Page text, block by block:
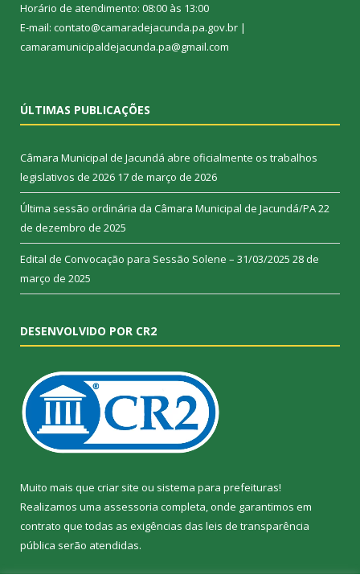
Horário de atendimento: 08:00 às 13:00
E-mail: contato@camaradejacunda.pa.gov.br |
camaramunicipaldejacunda.pa@gmail.com
ÚLTIMAS PUBLICAÇÕES
Câmara Municipal de Jacundá abre oficialmente os trabalhos
legislativos de 2026 17 de março de 2026
Última sessão ordinária da Câmara Municipal de Jacundá/PA22
de dezembro de 2025
Edital de Convocação para Sessão Solene – 31/03/2025 28 de
março de 2025
DESENVOLVIDO POR CR2
Muito mais que criar site ou sistema para prefeituras!
Realizamos uma assessoria completa, onde garantimos em
contrato que todas as exigências das leis de transparência
pública serão atendidas.